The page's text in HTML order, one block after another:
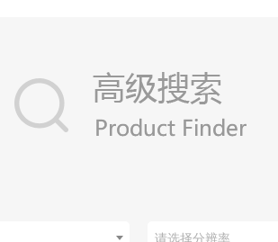
请选择分辨率